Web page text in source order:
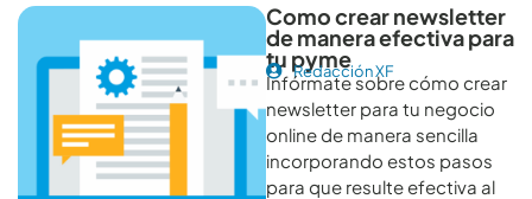
Como crear newsletter
de manera efectiva para
tu pyme
Redacción XF
Infórmate sobre cómo crear
newsletter para tu negocio
online de manera sencilla
incorporando estos pasos
para que resulte efectiva al